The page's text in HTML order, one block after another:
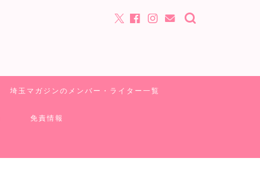
埼玉マガジンのメンバー・ライター一覧
免責情報